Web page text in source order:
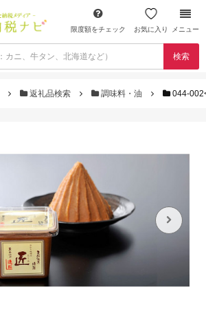
限度額をチェック お気に入り メニュー
検索
返礼品検索 調味料・油 044-